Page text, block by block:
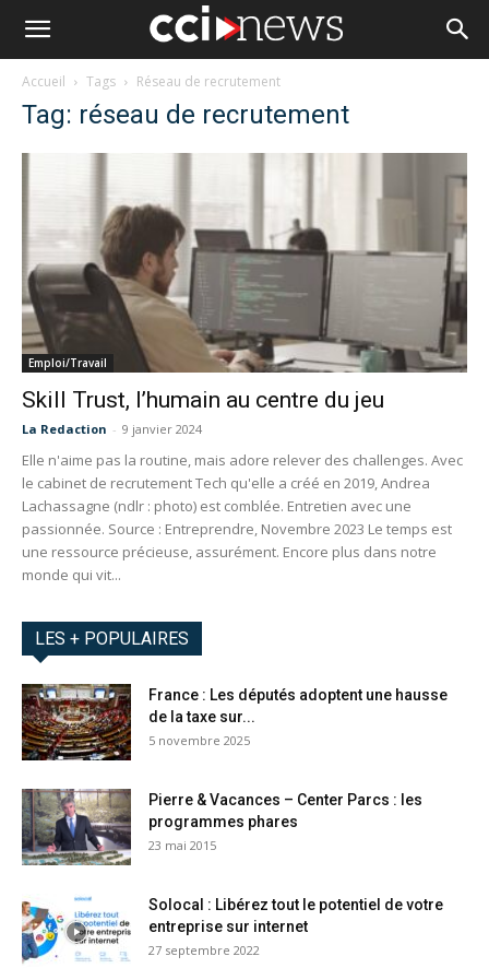
Accueil Tags Réseau de recrutement
Tag: réseau de recrutement
Emploi/Travail
Skill Trust, l’humain au centre du jeu
La Redaction - 9 janvier 2024
Elle n'aime pas la routine, mais adore relever des challenges. Avec
le cabinet de recrutement Tech qu'elle a créé en 2019, Andrea
Lachassagne (ndlr : photo) est comblée. Entretien avec une
passionnée. Source : Entreprendre, Novembre 2023 Le temps est
une ressource précieuse, assurément. Encore plus dans notre
monde qui vit...
LES + POPULAIRES
France : Les députés adoptent une hausse
de la taxe sur...
5 novembre 2025
Pierre & Vacances – Center Parcs : les
programmes phares
23 mai 2015
Solocal : Libérez tout le potentiel de votre
entreprise sur internet
27 septembre 2022